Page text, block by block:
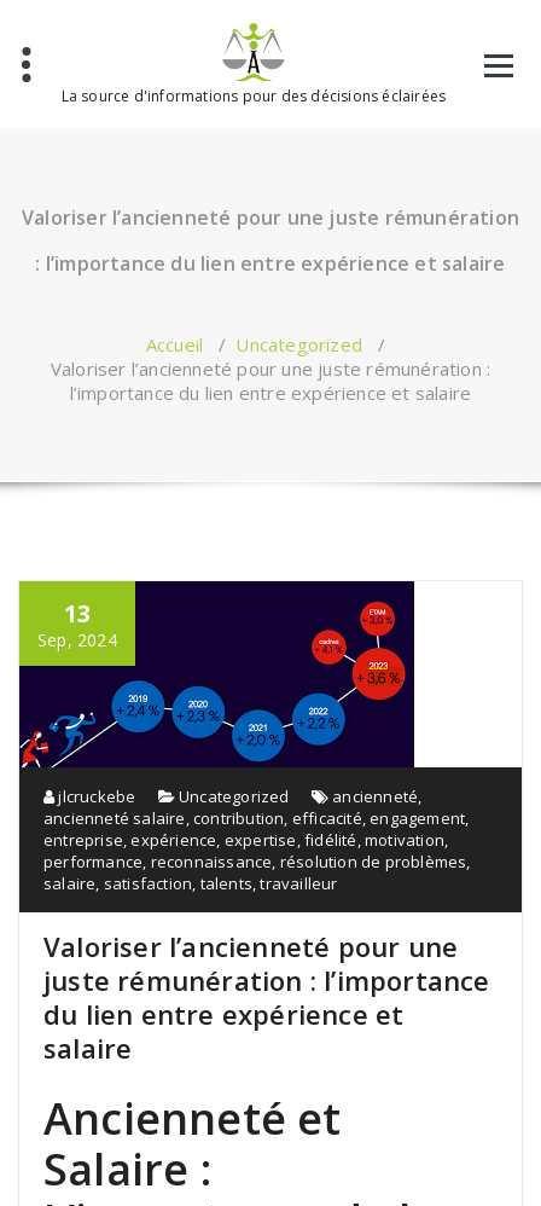
contenu
La source d'informations pour des décisions éclairées
Valoriser l’ancienneté pour une juste rémunération
: l’importance du lien entre expérience et salaire
Accueil / Uncategorized /
Valoriser l’ancienneté pour une juste rémunération :
l’importance du lien entre expérience et salaire
13
Sep, 2024
jlcruckebe Uncategorized ancienneté
ancienneté salaire ,contribution efficacité ,engagement
entreprise ,expérience expertise ,fidélité ,motivation
performance reconnaissance résolution de problèmes
salaire satisfaction talents ,travailleur
Valoriser l’ancienneté pour une
juste rémunération : l’importance
du lien entre expérience et
salaire
Ancienneté et
Salaire :